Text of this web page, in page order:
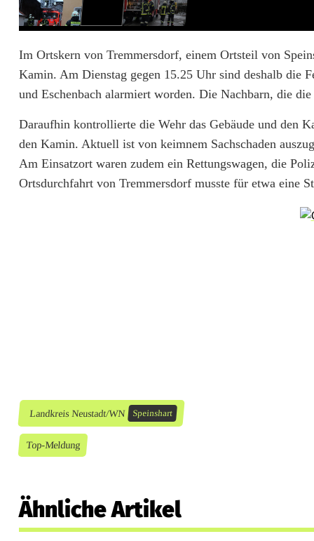
l
i
c
s
t
a
Im Ortskern von Tremmersdorf, einem Ortsteil von
Kamin. Am Dienstag gegen 15.25 Uhr sind deshalb die
und Eschenbach alarmiert worden. Die Nachbarn, die
Daraufhin kontrollierte die Wehr das Gebäude und den
den Kamin. Aktuell ist von keimnem Sachschaden
Am Einsatzort waren zudem ein Rettungswagen, die
Ortsdurchfahrt von Tremmersdorf musste für etwa eine
Landkreis Neustadt/WN Speinshart
Top-Meldung
Ähnliche Artikel